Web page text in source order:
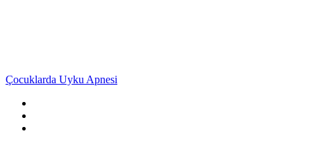
Çocuklarda Uyku Apnesi